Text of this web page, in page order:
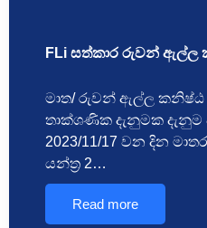
FLi සත්කාර රුවන් ඇල්ල
මාත/ රුවන් ඇල්ල කනිෂ්ඨ
තාක්ශණික දැනුමක
2023/11/17 වන දින
යන්ත්‍ර 2…
Read more